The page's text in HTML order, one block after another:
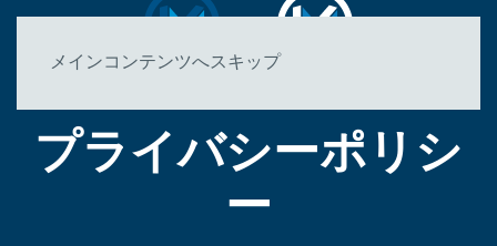
メインコンテンツへスキップ
プライバシーポリシ
ー